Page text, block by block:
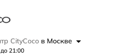
CityCoco в Москве
21:00